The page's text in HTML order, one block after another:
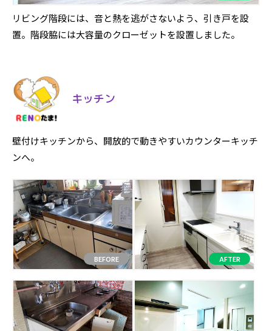
リビング階段には、音と熱を逃がさないよう、引き戸を設
置。階段脇には大容量のクローゼットを設置しました。
キッチン
壁付けキッチンから、開放的で動きやすいカウンターキッチ
ンへ。